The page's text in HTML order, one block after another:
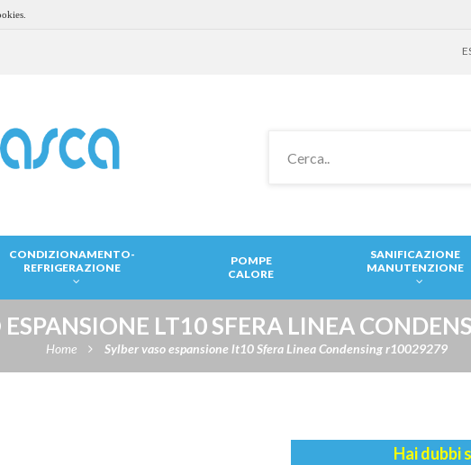
CONDIZIONAMENTO-
REFRIGERAZIONE
POMPE
CALORE
SANIFICAZIONE
MANUTENZIONE
ESPANSIONE LT10 SFERA LINEA
Home Sylber vaso espansione lt10 Sfera Linea Condensing r10029279
Hai dubbi